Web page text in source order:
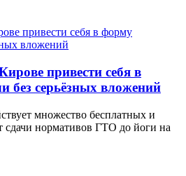
привести себя в
без серьёзных вложений
множество бесплатных и
сдачи нормативов ГТО до йоги на